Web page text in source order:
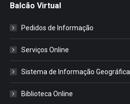
Balcão Virtual
Pedidos de Informação
Serviços Online
Sistema de Informação Geográfica
Biblioteca Online